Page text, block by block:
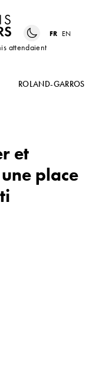
attendaient
FR EN
ROLAND-GARROS
et
place